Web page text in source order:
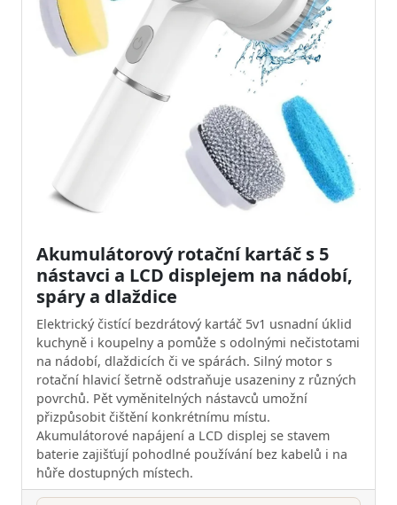
Akumulátorový rotační kartáč s 5
nástavci a LCD displejem na nádobí,
spáry a dlaždice
Elektrický čistící bezdrátový kartáč 5v1 usnadní úklid
kuchyně i koupelny a pomůže s odolnými nečistotami
na nádobí, dlaždicích či ve spárách. Silný motor s
rotační hlavicí šetrně odstraňuje usazeniny z různých
povrchů. Pět vyměnitelných nástavců umožní
přizpůsobit čištění konkrétnímu místu.
Akumulátorové napájení a LCD displej se stavem
baterie zajišťují pohodlné používání bez kabelů i na
hůře dostupných místech.